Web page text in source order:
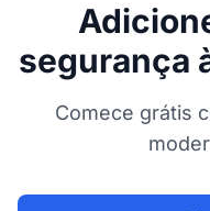
segurança
Comece grátis